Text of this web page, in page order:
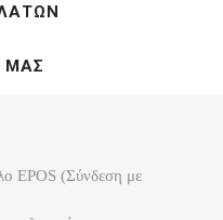
ΜΑΣ
EPOS (Σύνδεση με